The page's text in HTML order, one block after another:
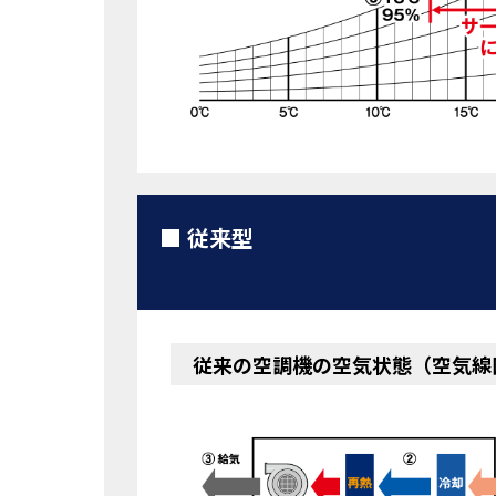
従来型
従来の空調機の空気状態（空気